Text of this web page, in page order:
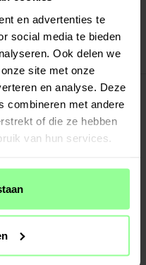
en advertenties te
social media te bieden
Ook delen we
site met onze
en analyse. Deze
combineren met andere
of die ze hebben
van hun services.
-
iPhone 12 Mini. Deze
dan traditionele plastic
beschadigingen, krassen en
de telefoon wordt geplaatst.